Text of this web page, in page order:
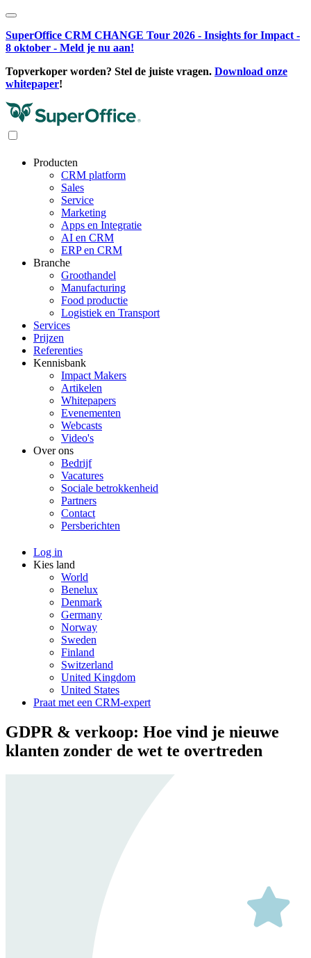
SuperOffice CRM CHANGE Tour 2026 - Insights for Impact -
8 oktober - Meld je nu aan!
Topverkoper worden? Stel de juiste vragen. Download onze
whitepaper!
Producten
CRM platform
Sales
Service
Marketing
Apps en Integratie
AI en CRM
ERP en CRM
Branche
Groothandel
Manufacturing
Food productie
Logistiek en Transport
Services
Prijzen
Referenties
Kennisbank
Impact Makers
Artikelen
Whitepapers
Evenementen
Webcasts
Video's
Over ons
Bedrijf
Vacatures
Sociale betrokkenheid
Partners
Contact
Persberichten
Log in
Kies land
World
Benelux
Denmark
Germany
Norway
Sweden
Finland
Switzerland
United Kingdom
United States
Praat met een CRM-expert
GDPR & verkoop: Hoe vind je nieuwe
klanten zonder de wet te overtreden